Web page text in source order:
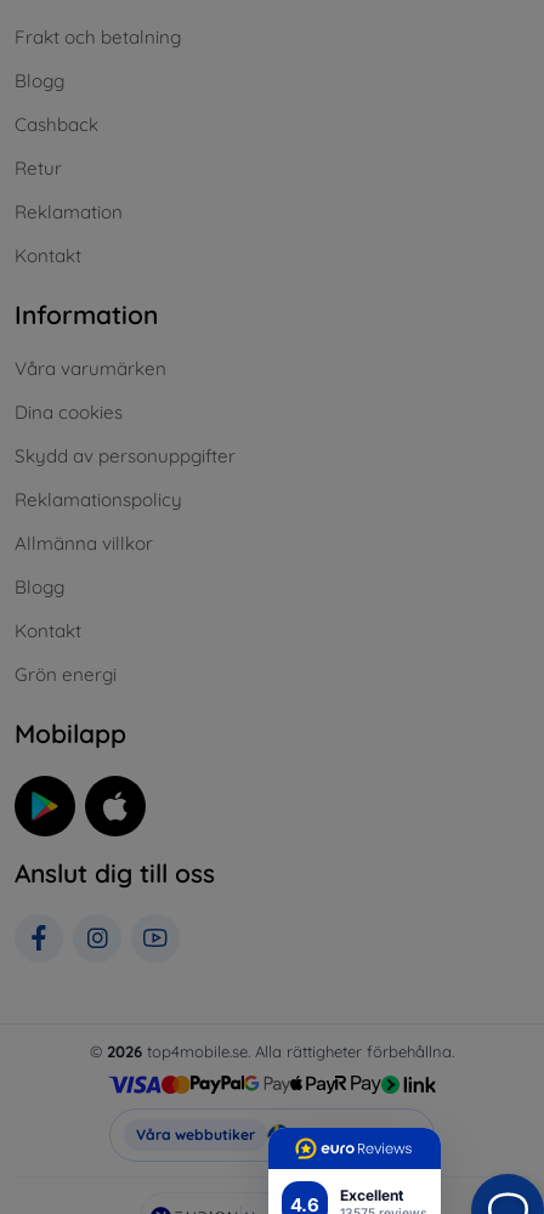
4.6 Excellent
Frakt och betalning
Blogg
Cashback
Retur
Reklamation
Kontakt
Information
Våra varumärken
Dina cookies
Skydd av personuppgifter
Reklamationspolicy
Allmänna villkor
Blogg
Kontakt
Grön energi
Mobilapp
Anslut dig till oss
© 2026 top4mobile.se. Alla rättigheter förbehållna.
Våra webbutiker Top4Mobile.se